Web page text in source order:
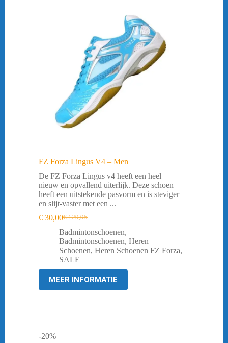
FZ Forza Lingus V4 – Men
De FZ Forza Lingus v4 heeft een heel
nieuw en opvallend uiterlijk. Deze schoen
heeft een uitstekende pasvorm en is steviger
en slijt-vaster met een ...
€129,95
Oorspronkelijke
prijs
was:
€ 129,95.
€ 30,00Huidige
prijs
is:
€ 30,00.
Badmintonschoenen,
Badmintonschoenen, Heren
Schoenen, Heren Schoenen FZ Forza,
SALE
MEER INFORMATIE
-20%